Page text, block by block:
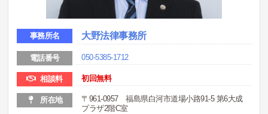
事務所名 大野法律事務所
電話番号 050-5385-1712
相談料 初回無料
所在地
〒961-0957 福島県白河市道場小路91-5 第6大成
プラザ2階C室